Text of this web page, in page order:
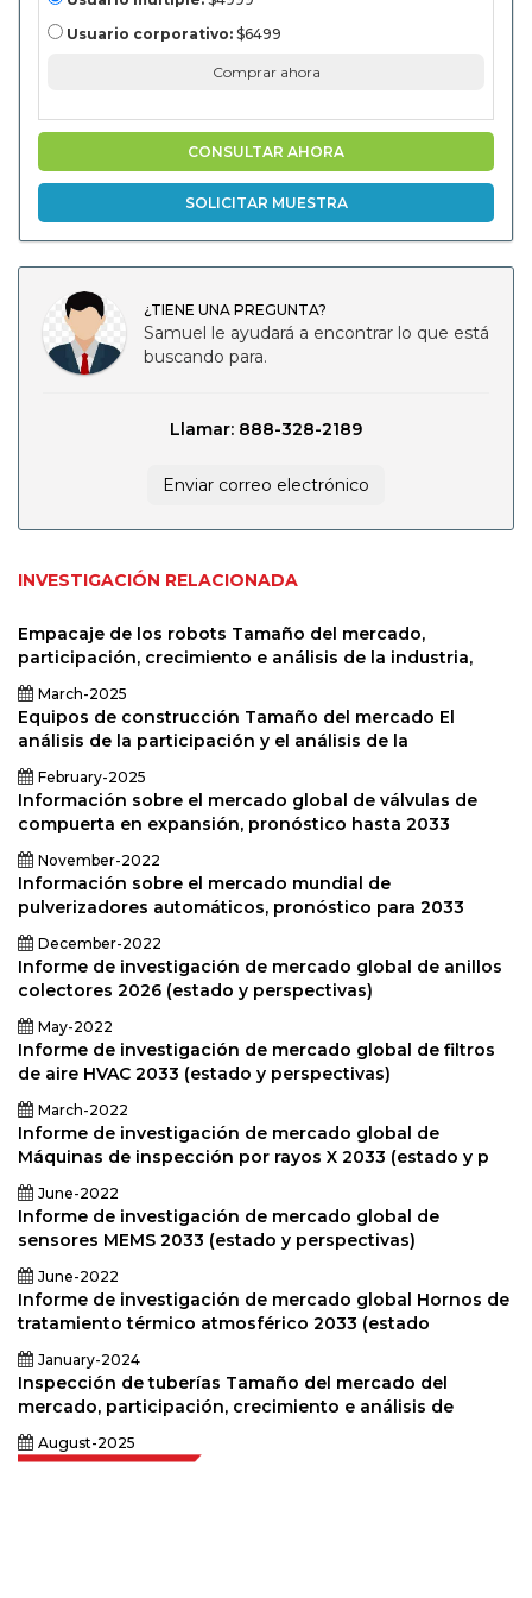
otros) y análisis
regionales, 2024-
2031
Usuario corporativo: $6499
Comprar ahora
CONSULTAR AHORA
SOLICITAR MUESTRA
¿TIENE UNA PREGUNTA?
Samuel le ayudará a encontrar lo que está
buscando para.
Llamar: 888-328-2189
Enviar correo electrónico
INVESTIGACIÓN RELACIONADA
Empacaje de los robots Tamaño del mercado,
participación, crecimiento e análisis de la industria,
March-2025
Equipos de construcción Tamaño del mercado El
análisis de la participación y el análisis de la
February-2025
Información sobre el mercado global de válvulas de
compuerta en expansión, pronóstico hasta 2033
November-2022
Información sobre el mercado mundial de
pulverizadores automáticos, pronóstico para 2033
December-2022
Informe de investigación de mercado global de anillos
colectores 2026 (estado y perspectivas)
May-2022
Informe de investigación de mercado global de filtros
de aire HVAC 2033 (estado y perspectivas)
March-2022
Informe de investigación de mercado global de
Máquinas de inspección por rayos X 2033 (estado y p
June-2022
Informe de investigación de mercado global de
sensores MEMS 2033 (estado y perspectivas)
June-2022
Informe de investigación de mercado global Hornos de
tratamiento térmico atmosférico 2033 (estado
January-2024
Inspección de tuberías Tamaño del mercado del
mercado, participación, crecimiento e análisis de
August-2025